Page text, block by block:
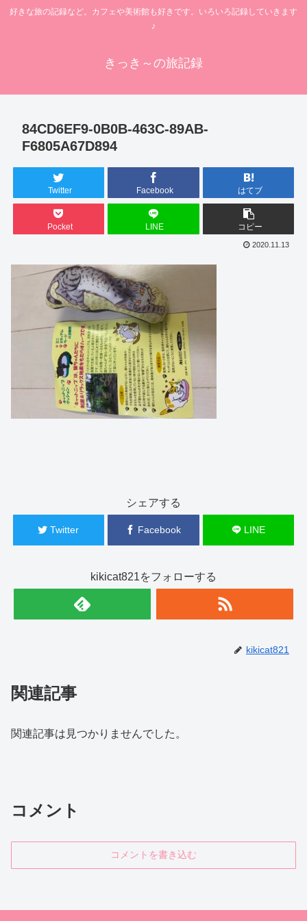
好きな旅の記録など。カフェや美術館も好きです。いろいろ記録していきます
♪
きっき～の旅記録
84CD6EF9-0B0B-463C-89AB-
F6805A67D894
Twitter Facebook はてブ
Pocket LINE コピー
2020.11.13
シェアする
Twitter Facebook LINE
kikicat821をフォローする
kikicat821
関連記事
関連記事は見つかりませんでした。
コメント
コメントを書き込む